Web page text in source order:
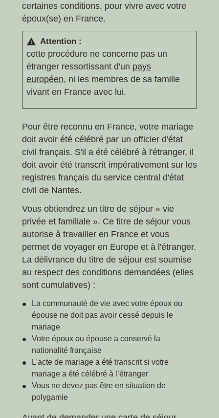
certaines conditions, pour vivre avec votre
époux(se) en France.
warning Attention :
cette procédure ne concerne pas un
étranger ressortissant d'un pays
européen, ni les membres de sa famille
vivant en France avec lui.
Pour être reconnu en France, votre mariage
doit avoir été célébré par un officier d'état
civil français. S'il a été célébré à l'étranger, il
doit avoir été transcrit impérativement sur les
registres français du service central d'état
civil de Nantes.
Vous obtiendrez un titre de séjour « vie
privée et familiale ». Ce titre de séjour vous
autorise à travailler en France et vous
permet de voyager en Europe et à l'étranger.
La délivrance du titre de séjour est soumise
au respect des conditions demandées (elles
sont cumulatives) :
La communauté de vie avec votre époux ou
épouse ne doit pas avoir cessé depuis le
mariage
Votre époux ou épouse a conservé la
nationalité française
L'acte de mariage a été transcrit si votre
mariage a été célébré à l’étranger
Vous ne devez pas être en situation de
polygamie